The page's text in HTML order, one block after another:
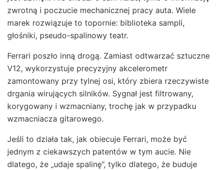
zwrotną i poczucie mechanicznej pracy auta. Wiele
marek rozwiązuje to topornie: biblioteka sampli,
głośniki, pseudo-spalinowy teatr.
Ferrari poszło inną drogą. Zamiast odtwarzać sztuczne
V12, wykorzystuje precyzyjny akcelerometr
zamontowany przy tylnej osi, który zbiera rzeczywiste
drgania wirujących silników. Sygnał jest filtrowany,
korygowany i wzmacniany, trochę jak w przypadku
wzmacniacza gitarowego.
Jeśli to działa tak, jak obiecuje Ferrari, może być
jednym z ciekawszych patentów w tym aucie. Nie
dlatego, że „udaje spalinę”, tylko dlatego, że buduje